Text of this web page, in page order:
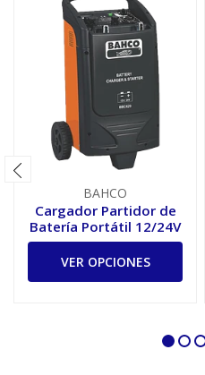
BAHCO
Cargador Partidor de
Batería Portátil 12/24V
VER OPCIONES